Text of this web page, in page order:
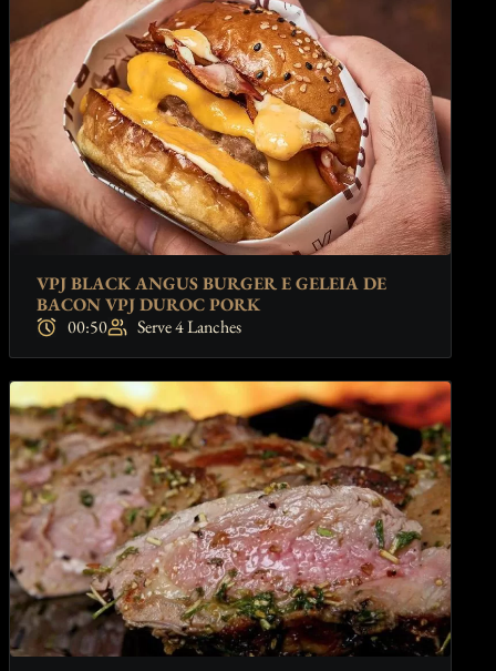
VPJ BLACK ANGUS BURGER E GELEIA DE
BACON VPJ DUROC PORK
00:50
Serve 4 Lanches